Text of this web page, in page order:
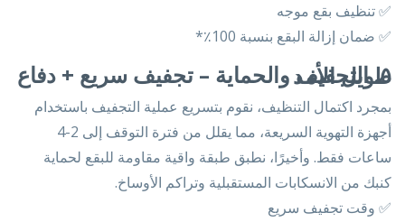
✅ تنظيف بقع موجه
✅ ضمان إزالة البقع بنسبة 100٪*
٥. التجفيف والحماية – تجفيف سريع + دفاع طويل الأمد
بمجرد اكتمال التنظيف، نقوم بتسريع عملية التجفيف باستخدام
أجهزة التهوية السريعة، مما يقلل من فترة التوقف إلى 2-4
ساعات فقط. وأخيرًا، نطبق طبقة واقية مقاومة للبقع لحماية
كنبك من الانسكابات المستقبلية وتراكم الأوساخ.
✅ وقت تجفيف سريع